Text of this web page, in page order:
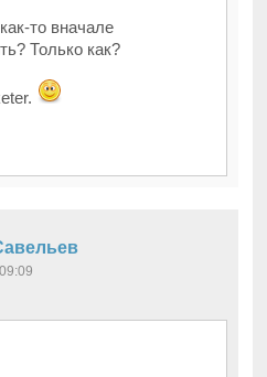
то вначале
Только как?